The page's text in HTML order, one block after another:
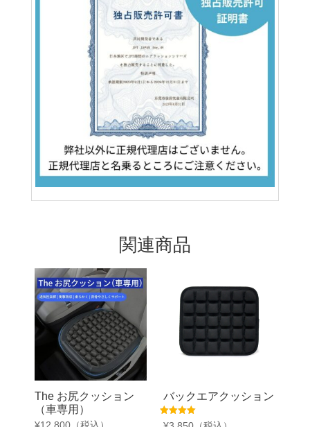
関連商品
The お尻クッション
（車専用）
バックエアクッション
5段階中